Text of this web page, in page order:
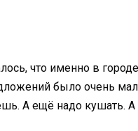
что именно в
было очень
А ещё надо кушать. А